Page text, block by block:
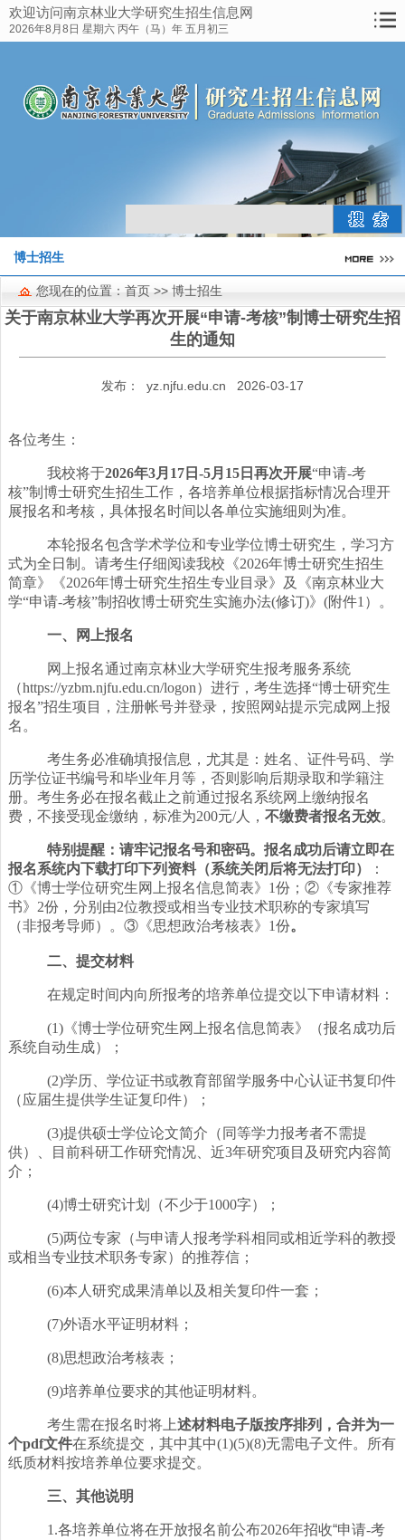
欢迎访问南京林业大学研究生招生信息网
2026年8月8日 星期六 丙午（马）年 五月初三
网站首页
招生简章
硕士招生
历年录取线
考点工作
联系方式
博士招生
您现在的位置： 首页 >> 博士招生
关于南京林业大学再次开展“申请-考核”制博士研究生招
生的通知
发布： yz.njfu.edu.cn 2026-03-17
各位考生：
我校将于2026年3月 17 日 -5月 15 日 再次开展“申请-考
核”制博士研究生招生工作 ， 各培养单位根据指标情况合理开
展报名和考核， 具体报名时间以各单位实施细则为准。
本轮报名包含学术学位和专业学位博士研究生，学习方
式为全日制。请考生仔细阅读我校《2026年博士研究生招生
简章》《2026年博士研究生招生专业目录》及《南京林业大
学“申请-考核”制招收博士研究生实施办法(修订)》(附件1）。
一、网上报名
网上报名通过南京林业大学研究生报考服务系统
（https://yzbm.njfu.edu.cn/logon）进行，考生选择“博士研究生
报名”招生项目，注册帐号并登录，按照网站提示完成网上报
名。
考生务必准确填报信息，尤其是：姓名、证件号码、学
历学位证书编号和毕业年月等，否则影响后期录取和学籍注
册。考生务必在报名截止之前通过报名系统网上缴纳报名
费，不接受现金缴纳，标准为200元/人， 不缴费者报名无效。
特别提醒：请牢记报名号和密码。报名成功后请立即在
报名系统内下载打印下列资料（系统关闭后将无法打印）
：
①《博士学位研究生网上报名信息简表》1份；②《专家推荐
书》2份，分别由2位教授或相当专业技术职称的专家填写
（非报考导师）。③《思想政治考核表》1份。
二、提交材料
在规定时间内向 所报考的培养单位提交以下申请材料：
(1)《博士学位研究生网上报名信息简表》（报名成功后
系统自动生成）；
(2)学历、学位证书或教育部留学服务中心认证书复印件
（应届生提供学生证复印件）；
(3)提供硕士学位论文简介（同等学力报考者不需提
供）、目前科研工作研究情况、近3年研究项目及研究内容简
介；
(4)博士研究计划（不少于1000字）；
(5)两位专家（与申请人报考学科相同或相近学科的教授
或相当专业技术职务专家）的推荐信；
(6)本人研究成果清单以及相关复印件一套；
(7)外语水平证明材料；
(8)思想政治考核表；
(9)培养单位要求的其他证明材料。
考生需在报名时将上述材料电子版按序排列，合并为一
个pdf文件在系统提交，其中其中(1)(5)(8)无需电子文件。所有
纸质材料按培养单位要求提交。
三、其他说明
1.各培养单位将在开放报名前公布2026年招收“申请-考